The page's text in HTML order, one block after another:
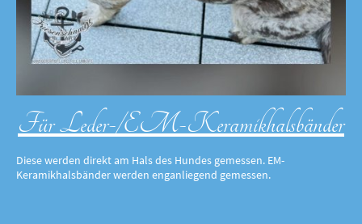
Für Leder-/EM-Keramikhalsbänder
Diese werden direkt am Hals des Hundes gemessen. EM-
Keramikhalsbänder werden enganliegend gemessen.